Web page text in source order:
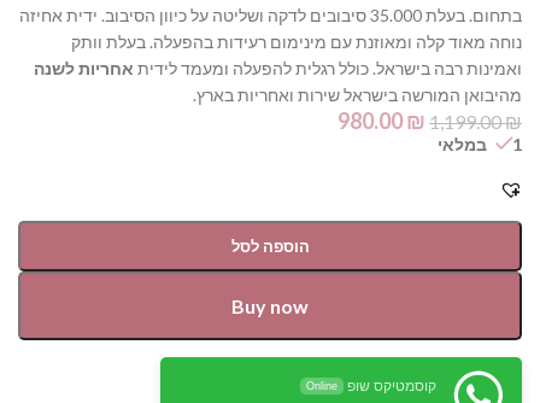
בתחום. בעלת 35.000 סיבובים לדקה ושליטה על כיוון הסיבוב. ידית אחיזה
נוחה מאוד קלה ומאוזנת עם מינימום רעידות בהפעלה. בעלת וותק
ואמינות רבה בישראל. כולל רגלית להפעלה ומעמד לידית אחריות לשנה
מהיבואן המורשה בישראל שירות ואחריות בארץ.
1,199.00₪
980.00₪
1 במלאי
הוספה לסל
Buy now
קוסמטיקס שופ Online